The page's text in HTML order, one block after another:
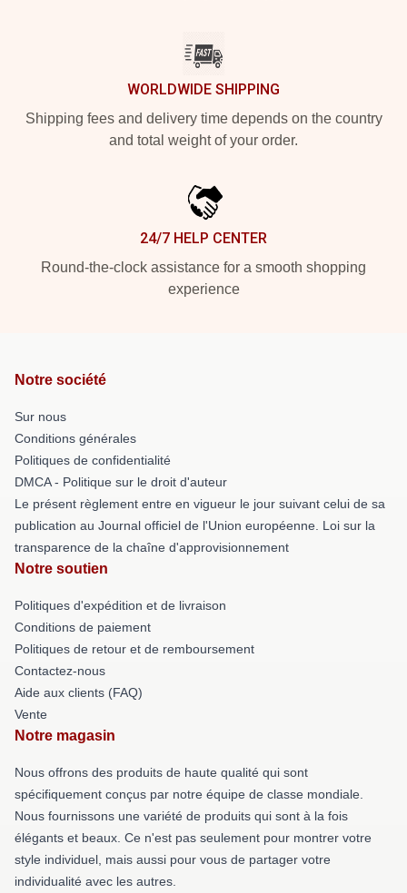
WORLDWIDE SHIPPING
Shipping fees and delivery time depends on the country
and total weight of your order.
24/7 HELP CENTER
Round-the-clock assistance for a smooth shopping
experience
Notre société
Sur nous
Conditions générales
Politiques de confidentialité
DMCA - Politique sur le droit d'auteur
Le présent règlement entre en vigueur le jour suivant celui de sa
publication au Journal officiel de l'Union européenne. Loi sur la
transparence de la chaîne d'approvisionnement
Notre soutien
Politiques d'expédition et de livraison
Conditions de paiement
Politiques de retour et de remboursement
Contactez-nous
Aide aux clients (FAQ)
Vente
Notre magasin
Nous offrons des produits de haute qualité qui sont
spécifiquement conçus par notre équipe de classe mondiale.
Nous fournissons une variété de produits qui sont à la fois
élégants et beaux. Ce n'est pas seulement pour montrer votre
style individuel, mais aussi pour vous de partager votre
individualité avec les autres.